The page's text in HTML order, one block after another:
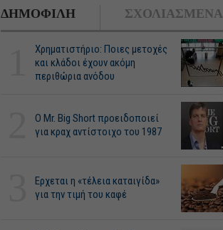
ΔΗΜΟΦΙΛΗ ΣΧΟΛΙΑΣΜΕΝΑ
Χρηματιστήριο: Ποιες μετοχές
και κλάδοι έχουν ακόμη
περιθώρια ανόδου
O Mr. Big Short προειδοποιεί
για κραχ αντίστοιχο του 1987
Ερχεται η «τέλεια καταιγίδα»
για την τιμή του καφέ